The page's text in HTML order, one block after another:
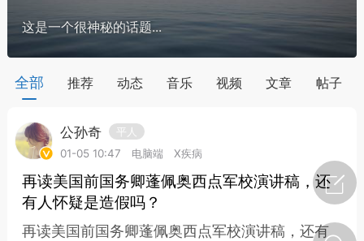
节气气象
这是一个很神秘的话题...
全部 推荐 动态 音乐 视频 文章 帖子
公孙奇
平人
01-05 10:47
电脑端 X疾病
再读美国前国务卿蓬佩奥西点军校演讲稿，还
有人怀疑是造假吗？
再读美国前国务卿蓬佩奥西点军校演讲稿，还有